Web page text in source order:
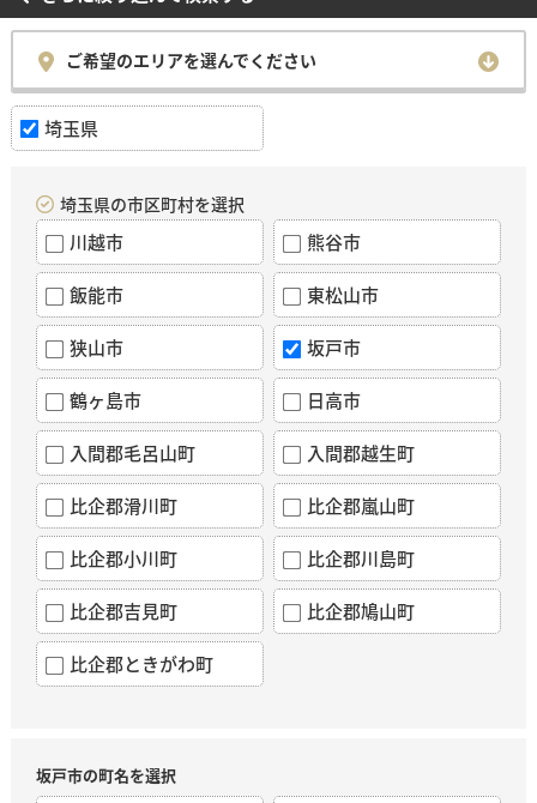
ご希望のエリアを選んでください
埼玉県
埼玉県の市区町村を選択
川越市 熊谷市
飯能市 東松山市
狭山市 坂戸市
鶴ヶ島市 日高市
入間郡毛呂山町 入間郡越生町
比企郡滑川町 比企郡嵐山町
比企郡小川町 比企郡川島町
比企郡吉見町 比企郡鳩山町
比企郡ときがわ町
坂戸市の町名を選択